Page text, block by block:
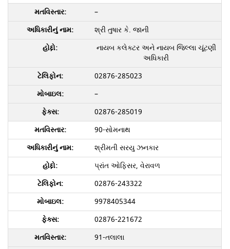
–
શ્રી તુષાર કે. જાની
નાયબ કલેક્ટર અને નાયબ જિલ્લા ચૂંટણી
અધિકારી
02876-285023
–
02876-285019
90-સોમનાથ
શ્રીમતી સરયુ ઝનકાર
પ્રાંત ઓફિસર, વેરાવળ
02876-243322
9978405344
02876-221672
91-તલાલા